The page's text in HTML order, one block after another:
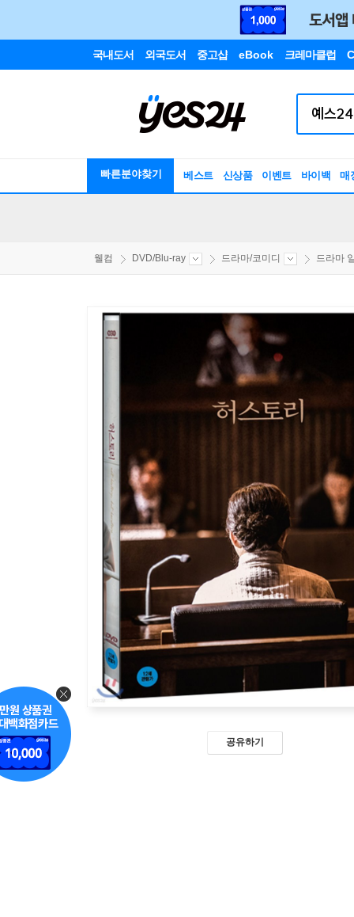
국내도서 외국도서 중고샵 eBook 크레마클럽
빠른분야찾기 베스트 신상품 이벤트 바이백 매
웰컴 DVD/Blu-ray 드라마/코미디 드라마
공유하기